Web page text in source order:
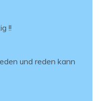
!!
und reden kann